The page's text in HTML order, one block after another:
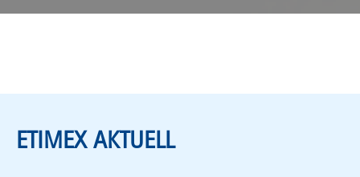
ETIMEX AKTUELL